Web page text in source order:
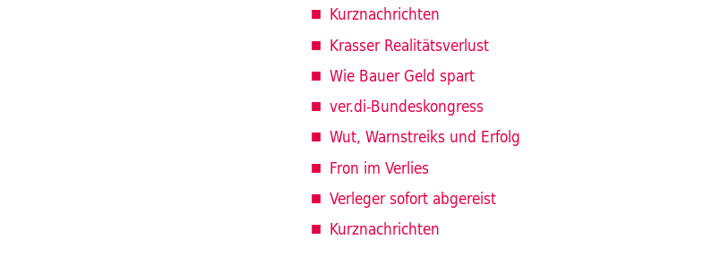
Kurznachrichten
Krasser Realitätsverlust
Wie Bauer Geld spart
ver.di-Bundeskongress
Wut, Warnstreiks und Erfolg
Fron im Verlies
Verleger sofort abgereist
Kurznachrichten